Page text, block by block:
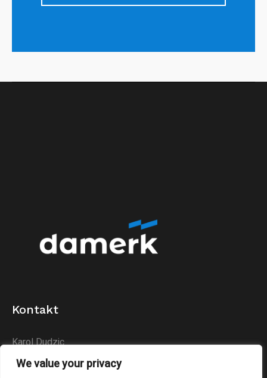
We value your privacy
Kontakt
Karol Dudzic
Huta Podłysica 24B
26-004 Bieliny